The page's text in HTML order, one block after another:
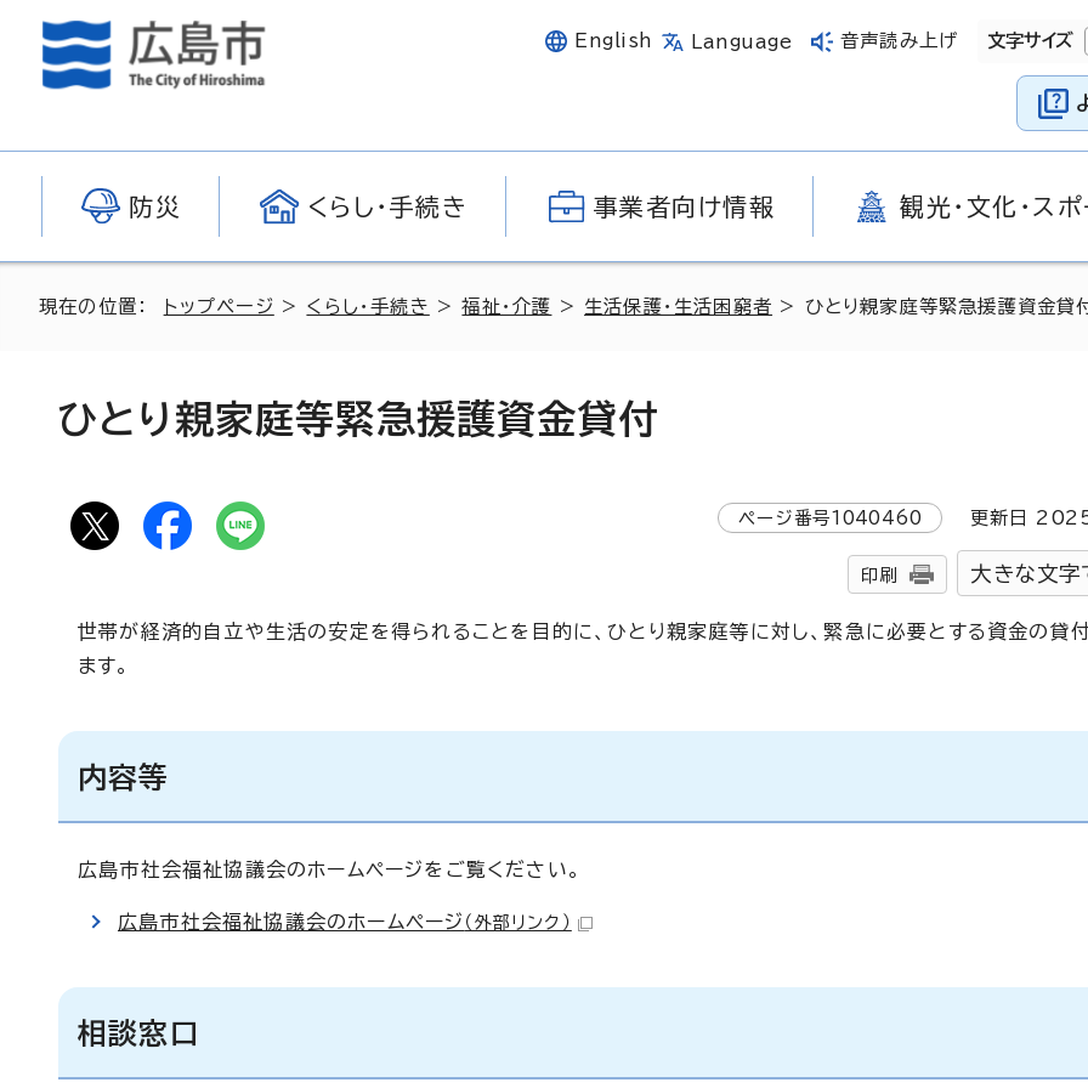
English Language 音声読み上げ 文字サイズ
防災 くらし・手続き 事業者向け情報 観光・文化・ス
現在の位置： トップページ > くらし・手続き >福祉・介護 > 生活保護・生活困窮者 > ひとり親家庭等緊急援護資金貸
ひとり親家庭等緊急援護資金貸付
ページ番号1040460 更新日
印刷 大きな文字
世帯が経済的自立や生活の安定を得られることを目的に、ひとり親家庭等に対し、緊急に必要とする資金の貸
ます。
内容等
広島市社会福祉協議会のホームページをご覧ください。
広島市社会福祉協議会のホームページ （外部リンク）
相談窓口